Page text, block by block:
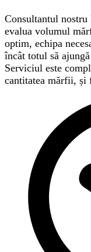
Consultantul nostru
evalua volumul
optim, echipa
încât totul să
Serviciul este
cantitatea mărfii, și